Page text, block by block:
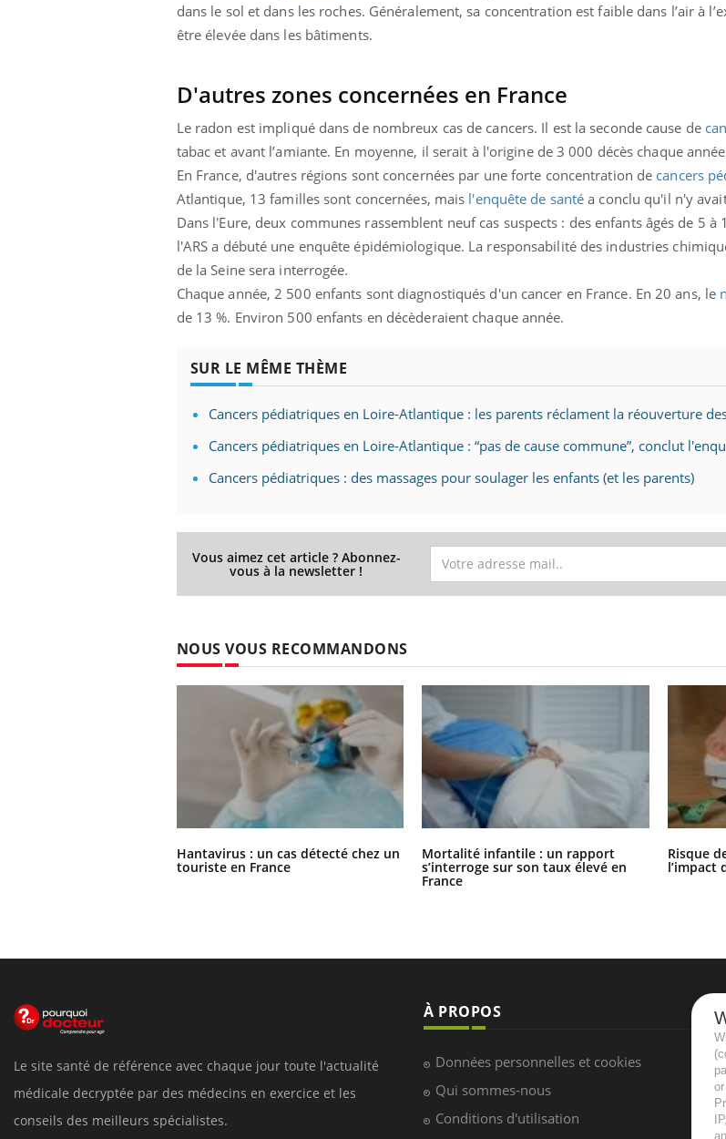
dans le sol et dans les roches. Généralement, sa concentration est faible dans l’air à
être élevée dans les bâtiments.
D'autres zones concernées en France
Le radon est impliqué dans de nombreux cas de cancers. Il est la seconde cause de
tabac et avant l’amiante. En moyenne, il serait à l'origine de 3 000 décès chaque
En France, d'autres régions sont concernées par une forte concentration de cancers
Atlantique, 13 familles sont concernées, mais l'enquête de santé a conclu qu'il n'y
Dans l'Eure, deux communes rassemblent neuf cas suspects : des enfants âgés de 5 à
l'ARS a débuté une enquête épidémiologique. La responsabilité des industries
de la Seine sera interrogée.
Chaque année, 2 500 enfants sont diagnostiqués d'un cancer en France. En 20 ans, le
de 13 %. Environ 500 enfants en décèderaient chaque année.
SUR LE MÊME THÈME
Cancers pédiatriques en Loire-Atlantique : les parents réclament la réouverture
Cancers pédiatriques en Loire-Atlantique : “pas de cause commune”, conclut
Cancers pédiatriques : des massages pour soulager les enfants (et les parents)
Vous aimez cet article ? Abonnez-
vous à la newsletter !
NOUS VOUS RECOMMANDONS
Hantavirus : un cas détecté chez un
touriste en France
Mortalité infantile : un rapport
s’interroge sur son taux élevé en
France
Risque
l’impact
Le site santé de référence avec chaque jour toute l'actualité
médicale decryptée par des médecins en exercice et les
conseils des meilleurs spécialistes.
À PROPOS
Données personnelles et cookies
Qui sommes-nous
Conditions d'utilisation